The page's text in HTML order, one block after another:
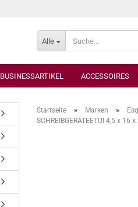
Alle
BUSINESSARTIKEL ACCESSOIRES
Startseite » Marken »
SCHREIBGERÄTEETUI 4,5 x